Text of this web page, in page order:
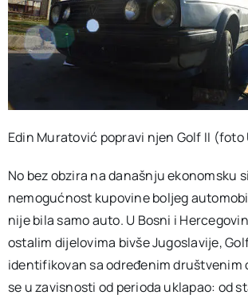
Edin Muratović popravi njen Golf II (foto
No bez obzira na današnju ekonomsku
nemogućnost kupovine boljeg
nije bila samo auto. U Bosni i
ostalim dijelovima bivše Jugoslavije,
identifikovan sa određenim društvenim
se u zavisnosti od perioda uklapao: od